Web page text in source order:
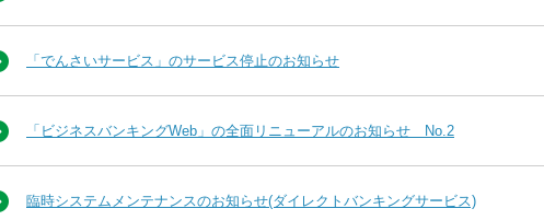
「でんさいサービス」のサービス停止のお知らせ
「ビジネスバンキングWeb」の全面リニューアルのお知らせ No.2
臨時システムメンテナンスのお知らせ(ダイレクトバンキングサービス)